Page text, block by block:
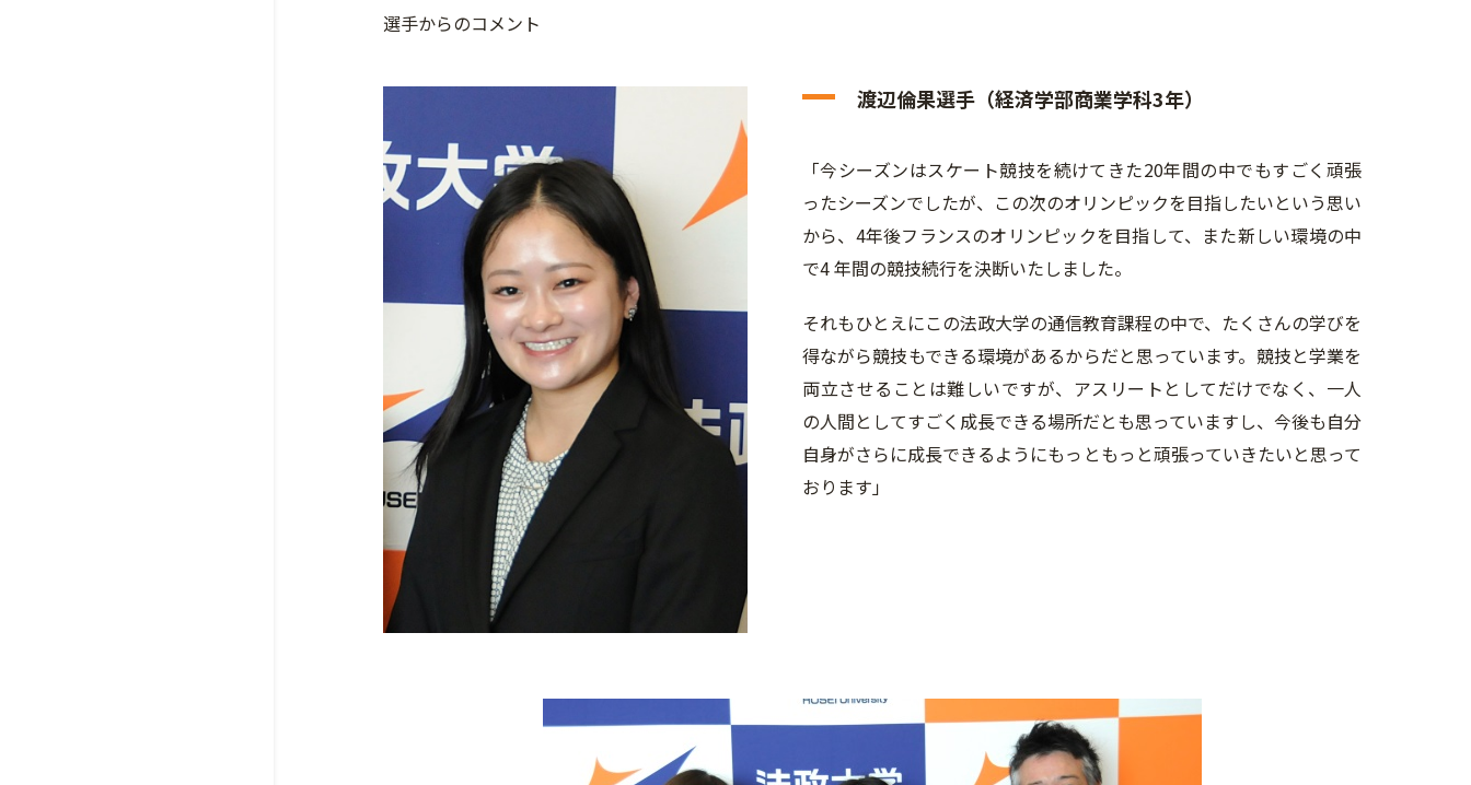
選手からのコメント
渡辺倫果選手（経済学部商業学科3年）
「今シーズンはスケート競技を続けてきた20年間の中でもすごく頑張
ったシーズンでしたが、この次のオリンピックを目指したいという思い
から、4年後フランスのオリンピックを目指して、また新しい環境の中
で4 年間の競技続行を決断いたしました。
それもひとえにこの法政大学の通信教育課程の中で、たくさんの学びを
得ながら競技もできる環境があるからだと思っています。競技と学業を
両立させることは難しいですが、アスリートとしてだけでなく、一人
の人間としてすごく成長できる場所だとも思っていますし、今後も自分
自身がさらに成長できるようにもっともっと頑張っていきたいと思って
おります」